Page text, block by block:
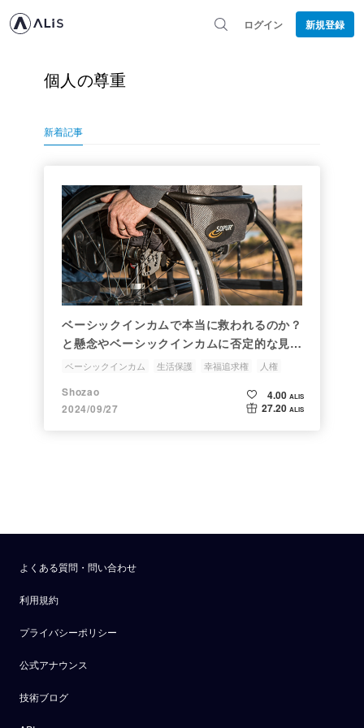
ログイン 新規登録
個人の尊重
新着記事
ベーシックインカムで本当に救われるのか？
と懸念やベーシックインカムに否定的な見解
と意見を述べる方々へ
ベーシックインカム 生活保護 幸福追求権
人権
個人の尊重
Shozao
2024/09/27
4.00 ALIS
27.20 ALIS
よくある質問・問い合わせ
利用規約
プライバシーポリシー
公式アナウンス
技術ブログ